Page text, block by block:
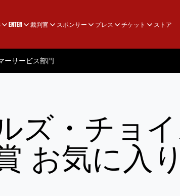
ENTER 裁判官 スポンサー プレス チケット ストア
ーサービス部門
ズ・チョ
お気に入